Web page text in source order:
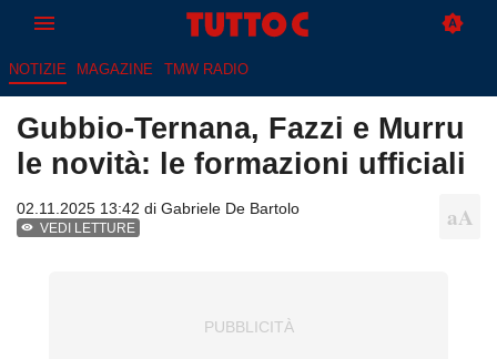
NOTIZIE MAGAZINE TMW RADIO
Gubbio-Ternana, Fazzi e Murru
le novità: le formazioni ufficiali
02.11.2025 13:42 di Gabriele De Bartolo
VEDI LETTURE